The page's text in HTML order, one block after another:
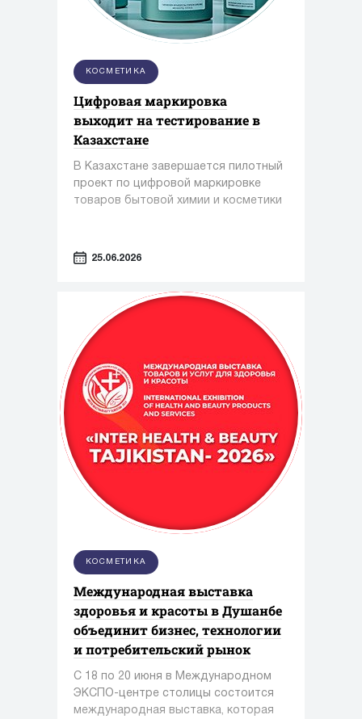
КОСМЕТИКА
Цифровая маркировка
выходит на тестирование в
Казахстане
В Казахстане завершается пилотный
проект по цифровой маркировке
товаров бытовой химии и косметики
25.06.2026
КОСМЕТИКА
Международная выставка
здоровья и красоты в Душанбе
объединит бизнес, технологии
и потребительский рынок
С 18 по 20 июня в Международном
ЭКСПО-центре столицы состоится
международная выставка, которая